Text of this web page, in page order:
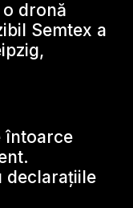
dronă
Semtex a
întoarce
declarațiile